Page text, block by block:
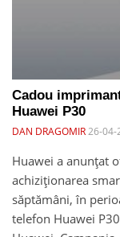
Cadou
Huawei P30
DAN DRAGOMIR26-04-
Huawei a anunțat
achiziționarea
săptămâni, în
telefon Huawei